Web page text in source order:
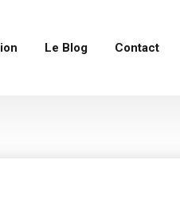
Le Blog Contact